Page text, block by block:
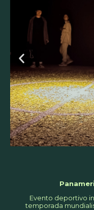
Evento deportivo
temporada